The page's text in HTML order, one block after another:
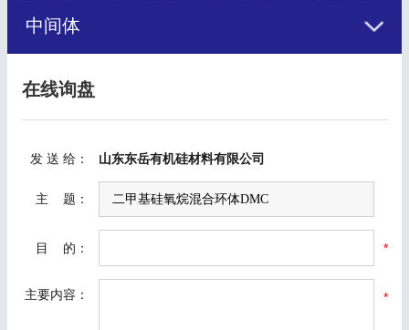
中间体
在线询盘
发 送 给： 山东东岳有机硅材料有限公司
主 题：
目 的： *
主要内容： *